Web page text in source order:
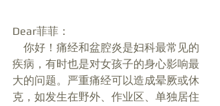
Dear菲菲：
疾病，有时也是对女孩子的身心影响最
大的问题。严重痛经可以造成晕厥或休
克，如发生在野外、作业区、单独居住